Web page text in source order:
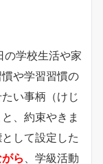
学校生活や家
や学習習慣の
い事柄（けじ
、約束やきま
して設定した
ら 、学級活動